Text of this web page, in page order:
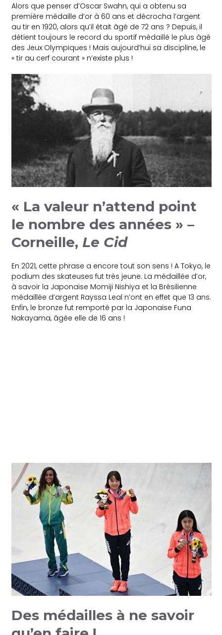
Alors que penser d’Oscar Swahn, qui a obtenu sa
première médaille d’or à 60 ans et décrocha l’argent
au tir en 1920, alors qu’il était âgé de 72 ans ? Depuis, il
détient toujours le record du sportif médaillé le plus âgé
des Jeux Olympiques ! Mais aujourd’hui sa discipline, le
« tir au cerf courant » n’existe plus !
« La valeur n’attend point
le nombre des années » –
Corneille, Le Cid
En 2021, cette phrase a encore tout son sens ! A Tokyo, le
podium des skateuses fut très jeune. La médaillée d’or,
à savoir la Japonaise Momiji Nishiya et la Brésilienne
médaillée d’argent Rayssa Leal n’ont en effet que 13 ans.
Enfin, le bronze fut remporté par la Japonaise Funa
Nakayama, âgée elle de 16 ans !
Des médailles à ne savoir